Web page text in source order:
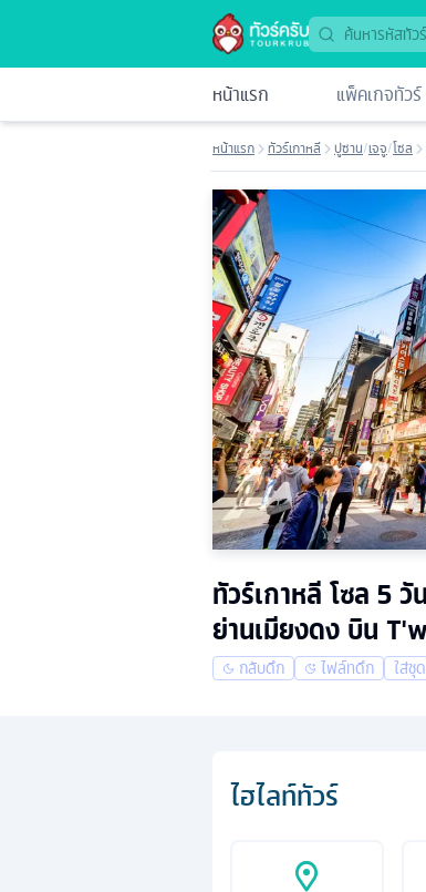
หน้าแรก แพ็คเกจทัวร์
หน้าแรก ทัวร์เกาหลี ปูซาน/เจจู/โซล
ทัวร์เกาหลี โซล 5
ย่านเมียงดง บิน
กลับดึก ไฟล์ทดึก ใส่ชุ
ไฮไลท์ทัวร์